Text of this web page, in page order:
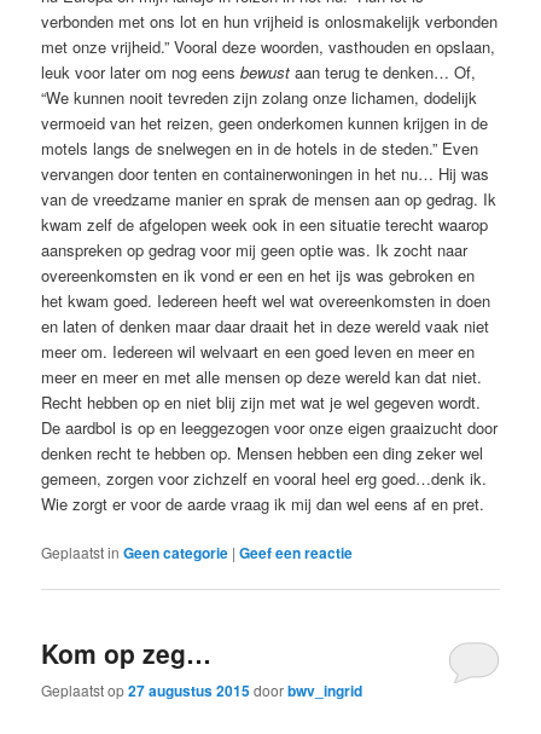
verbonden met ons lot en hun vrijheid is onlosmakelijk verbonden
met onze vrijheid.” Vooral deze woorden, vasthouden en opslaan,
leuk voor later om nog eensbewustaan terug te denken… Of,
“We kunnen nooit tevreden zijn zolang onze lichamen, dodelijk
vermoeid van het reizen, geen onderkomen kunnen krijgen in de
motels langs de snelwegen en in de hotels in de steden.” Even
vervangen door tenten en containerwoningen in het nu… Hij was
van de vreedzame manier en sprak de mensen aan op gedrag. Ik
kwam zelf de afgelopen week ook in een situatie terecht waarop
aanspreken op gedrag voor mij geen optie was. Ik zocht naar
overeenkomsten en ik vond er een en het ijs was gebroken en
het kwam goed. Iedereen heeft wel wat overeenkomsten in doen
en laten of denken maar daar draait het in deze wereld vaak niet
meer om. Iedereen wil welvaart en een goed leven en meer en
meer en meer en met alle mensen op deze wereld kan dat niet.
Recht hebben op en niet blij zijn met wat je wel gegeven wordt.
De aardbol is op en leeggezogen voor onze eigen graaizucht door
denken recht te hebben op. Mensen hebben een ding zeker wel
gemeen, zorgen voor zichzelf en vooral heel erg goed…denk ik.
Wie zorgt er voor de aarde vraag ik mij dan wel eens af en pret.
Geplaatst in Geen categorie |Geef een reactie
Kom op zeg…
Geplaatst op27 augustus 2015doorbwv_ingrid